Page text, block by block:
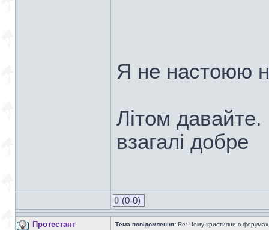
Я не настоюю
Літом
взагалі добре
0 (0-0)
Протестант Тема повідомлення: Re: Чому християни в форумах